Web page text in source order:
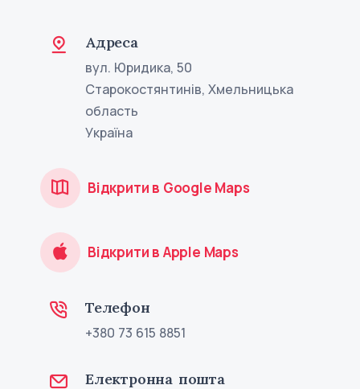
Адреса
вул. Юридика, 50
Старокостянтинів, Хмельницька
область
Україна
Відкрити в Google Maps
Відкрити в Apple Maps
Телефон
+380 73 615 8851
Електронна пошта